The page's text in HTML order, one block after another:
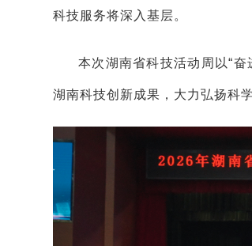
科技服务将深入基层。
本次湖南省科技活动周以“
湖南科技创新成果，大力弘扬科